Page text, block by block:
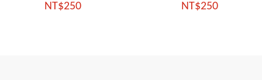
NT 250 NT 250